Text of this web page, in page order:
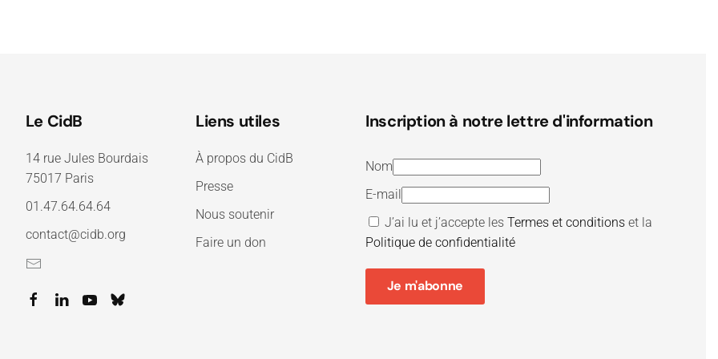
Le CidB
14 rue Jules Bourdais
75017 Paris
01.47.64.64.64
contact@cidb.org
Liens utiles
À propos du CidB
Presse
Nous soutenir
Faire un don
Inscription à notre lettre d'information
Nom
E-mail
J’ai lu et j’accepte lesTermes et conditions et la
Politique de confidentialité
Je m'abonne